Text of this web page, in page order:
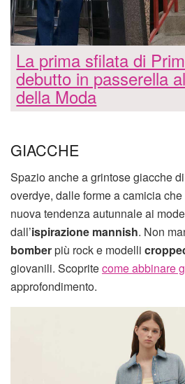
La prima sfilata di
debutto in passerella
della Moda
GIACCHE
Spazio anche a grintose giacche
overdye, dalle forme a camicia
nuova tendenza autunnale ai
dall’ispirazione mannish. Non
bomberpiù rock e modelli
giovanili. Scopritecome abbinare
approfondimento.